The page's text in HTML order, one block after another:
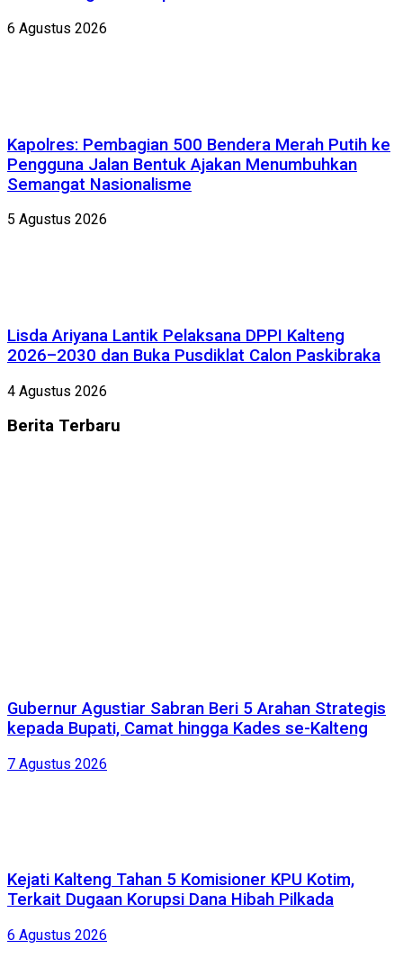
6 Agustus 2026
Kapolres: Pembagian 500 Bendera Merah Putih ke
Pengguna Jalan Bentuk Ajakan Menumbuhkan
Semangat Nasionalisme
5 Agustus 2026
Lisda Ariyana Lantik Pelaksana DPPI Kalteng
2026–2030 dan Buka Pusdiklat Calon Paskibraka
4 Agustus 2026
Berita Terbaru
Gubernur Agustiar Sabran Beri 5 Arahan Strategis
kepada Bupati, Camat hingga Kades se-Kalteng
7 Agustus 2026
Kejati Kalteng Tahan 5 Komisioner KPU Kotim,
Terkait Dugaan Korupsi Dana Hibah Pilkada
6 Agustus 2026